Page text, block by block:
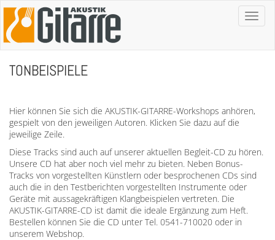
Toggle
TONBEISPIELE
Hier können Sie sich die AKUSTIK-GITARRE-Workshops anhören,
gespielt von den jeweiligen Autoren. Klicken Sie dazu auf die
jeweilige Zeile.
Diese Tracks sind auch auf unserer aktuellen Begleit-CD zu hören.
Unsere CD hat aber noch viel mehr zu bieten. Neben Bonus-
Tracks von vorgestellten Künstlern oder besprochenen CDs sind
auch die in den Testberichten vorgestellten Instrumente oder
Geräte mit aussagekräftigen Klangbeispielen vertreten. Die
AKUSTIK-GITARRE-CD ist damit die ideale Ergänzung zum Heft.
Bestellen können Sie die CD unter Tel. 0541-710020 oder in
unserem Webshop.